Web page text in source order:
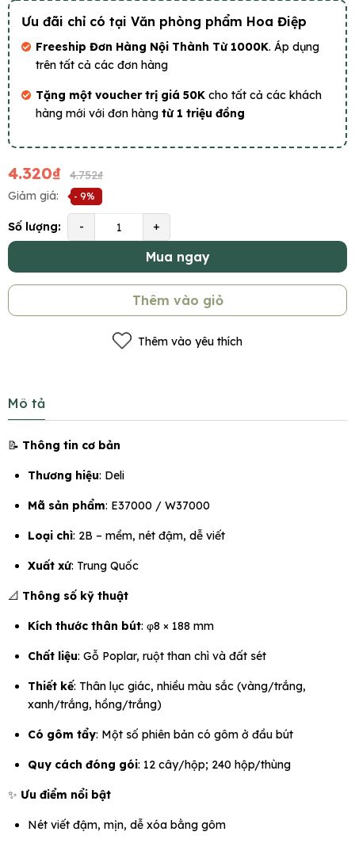
Ưu đãi chỉ có tại Văn phòng phẩm Hoa Điệp
Freeship Đơn Hàng Nội Thành Từ 1000K. Áp dụng
trên tất cả các đơn hàng
Tặng một voucher trị giá 50K cho tất cả các khách
hàng mới với đơn hàng từ 1 triệu đồng
4.320₫
4.752₫
Giảm giá:
- 9%
Số lượng: - +
Mua ngay
Thêm vào giỏ
Thêm vào yêu thích
Mô tả
📝 Thông tin cơ bản
Thương hiệu: Deli
Mã sản phẩm: E37000 / W37000
Loại chì: 2B – mềm, nét đậm, dễ viết
Xuất xứ: Trung Quốc
📐 Thông số kỹ thuật
Kích thước thân bút: φ8 × 188 mm
Chất liệu: Gỗ Poplar, ruột than chì và đất sét
Thiết kế: Thân lục giác, nhiều màu sắc (vàng/trắng,
xanh/trắng, hồng/trắng)
Có gôm tẩy: Một số phiên bản có gôm ở đầu bút
Quy cách đóng gói: 12 cây/hộp; 240 hộp/thùng
✨ Ưu điểm nổi bật
Nét viết đậm, mịn, dễ xóa bằng gôm